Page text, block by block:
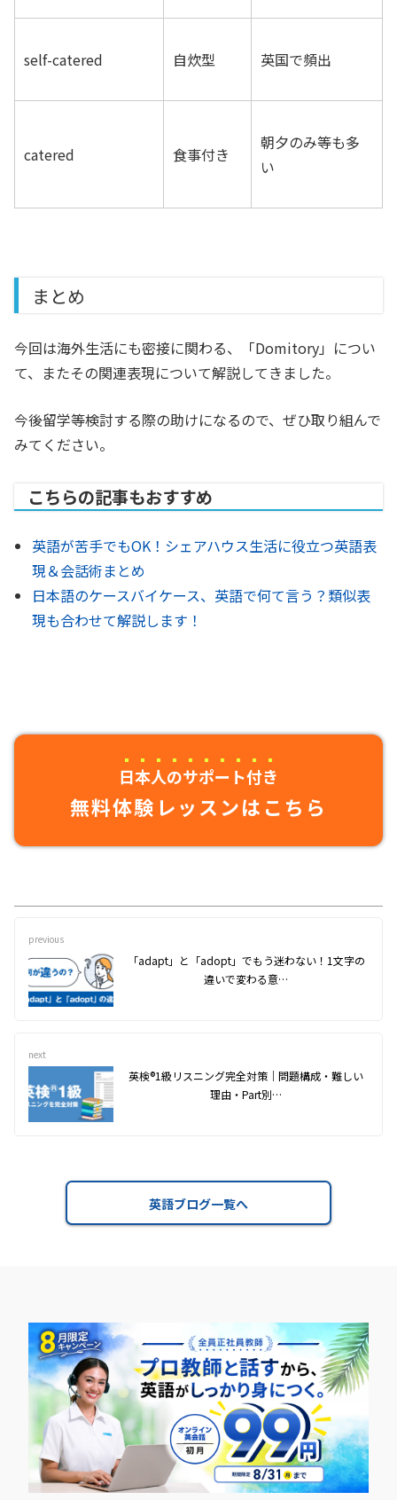
self-catered 自炊型 英国で頻出
catered 食事付き
朝夕のみ等も多
い
まとめ
今回は海外生活にも密接に関わる、「Domitory」につい
て、またその関連表現について解説してきました。
今後留学等検討する際の助けになるので、ぜひ取り組んで
みてください。
こちらの記事もおすすめ
英語が苦手でもOK！シェアハウス生活に役立つ英語表
現＆会話術まとめ
日本語のケースバイケース、英語で何て言う？類似表
現も合わせて解説します！
日本人のサポート付き
無料体験レッスンはこちら
previous
「adapt」と「adopt」でもう迷わない！1文字の
違いで変わる意…
next
英検®︎1級リスニング完全対策｜問題構成・難しい
理由・Part別…
英語ブログ一覧へ